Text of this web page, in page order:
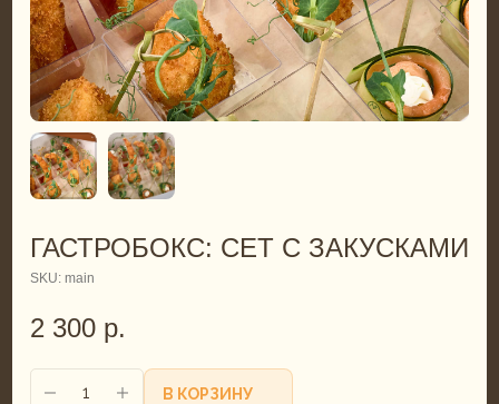
ГАСТРОБОКС: СЕТ С ЗАКУСКАМИ
SKU: main
2 300 р.
В КОРЗИНУ